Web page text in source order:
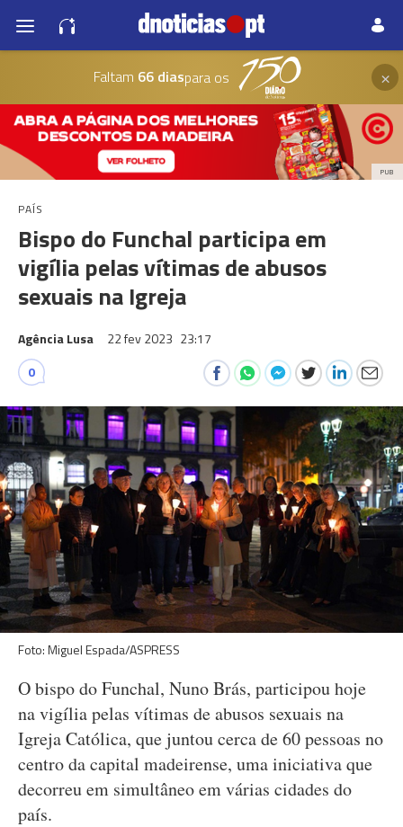
Faltam 66 diaspara os ×
PUB
PAÍS
Bispo do Funchal participa em
vigília pelas vítimas de abusos
sexuais na Igreja
Agência Lusa 22 fev 2023 23:17
0
Foto: Miguel Espada/ASPRESS
O bispo do Funchal, Nuno Brás, participou hoje
na vigília pelas vítimas de abusos sexuais na
Igreja Católica, que juntou cerca de 60 pessoas no
centro da capital madeirense, uma iniciativa que
decorreu em simultâneo em várias cidades do
país.